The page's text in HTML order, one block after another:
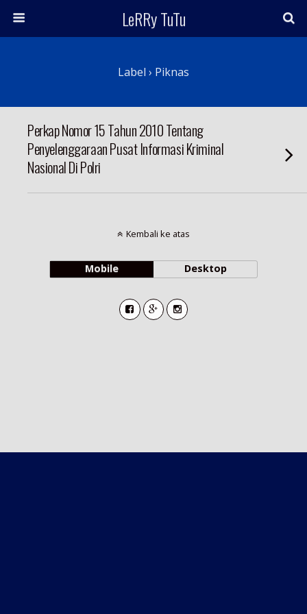
LeRRy TuTu
Label › Piknas
Perkap Nomor 15 Tahun 2010 Tentang
Penyelenggaraan Pusat Informasi Kriminal
Nasional Di Polri
Kembali ke atas
Mobile Desktop